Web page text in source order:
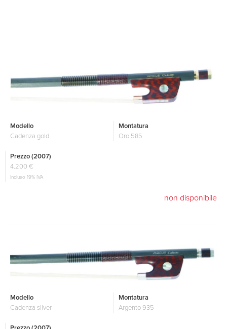
Modello
Cadenza gold
Montatura
Oro 585
Prezzo (2007)
4.200 €
Incluso 19% IVA
non disponibile
Modello
Cadenza silver
Montatura
Argento 935